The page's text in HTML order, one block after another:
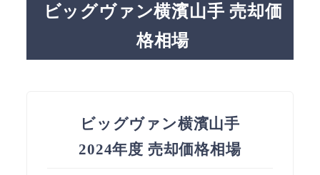
ビッグヴァン横濱山手 売却価
格相場
ビッグヴァン横濱山手
2024年度 売却価格相場